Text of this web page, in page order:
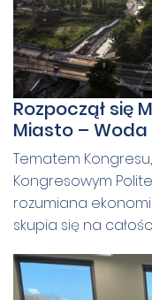
Rozpoczął się
Miasto –
Tematem
Kongresowym
rozumiana
skupia się na